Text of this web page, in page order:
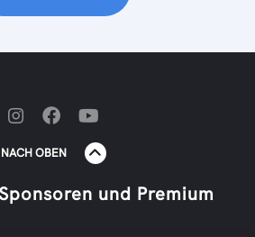
NACH OBEN
und Premium